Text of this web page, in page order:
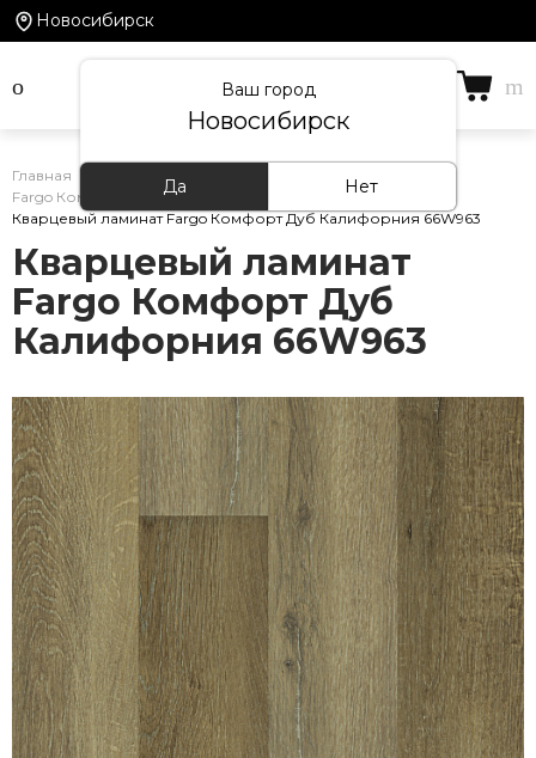
Новосибирск
Ваш город
Новосибирск
Да Нет
Главная Каталог товаров Кварцевый ламинат
Fargo Комфорт
Кварцевый ламинат Fargo Комфорт Дуб Калифорния 66W963
Кварцевый ламинат
Fargo Комфорт Дуб
Калифорния 66W963